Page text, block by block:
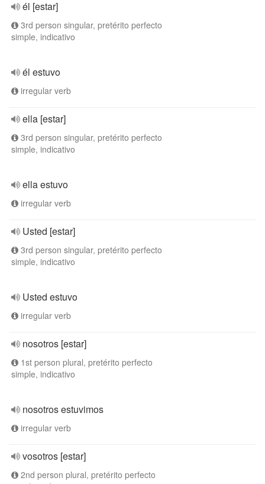
él [estar]
3rd person singular, pretérito perfecto
simple, indicativo
él estuvo
irregular verb
ella [estar]
3rd person singular, pretérito perfecto
simple, indicativo
ella estuvo
irregular verb
Usted [estar]
3rd person singular, pretérito perfecto
simple, indicativo
Usted estuvo
irregular verb
nosotros [estar]
1st person plural, pretérito perfecto
simple, indicativo
nosotros estuvimos
irregular verb
vosotros [estar]
2nd person plural, pretérito perfecto